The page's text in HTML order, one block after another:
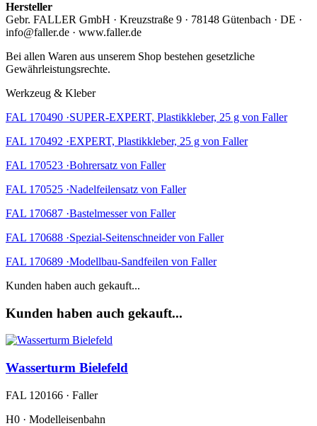
Hersteller
Gebr. FALLER GmbH · Kreuzstraße 9 · 78148 Gütenbach · DE ·
info@faller.de · www.faller.de
Bei allen Waren aus unserem Shop bestehen gesetzliche
Gewährleistungsrechte.
Werkzeug & Kleber
FAL 170490 ·SUPER-EXPERT, Plastikkleber, 25 g von Faller
FAL 170492 ·EXPERT, Plastikkleber, 25 g von Faller
FAL 170523 ·Bohrersatz von Faller
FAL 170525 ·Nadelfeilensatz von Faller
FAL 170687 ·Bastelmesser von Faller
FAL 170688 ·Spezial-Seitenschneider von Faller
FAL 170689 ·Modellbau-Sandfeilen von Faller
Kunden haben auch gekauft...
Kunden haben auch gekauft...
Wasserturm Bielefeld
FAL 120166 · Faller
H0 · Modelleisenbahn